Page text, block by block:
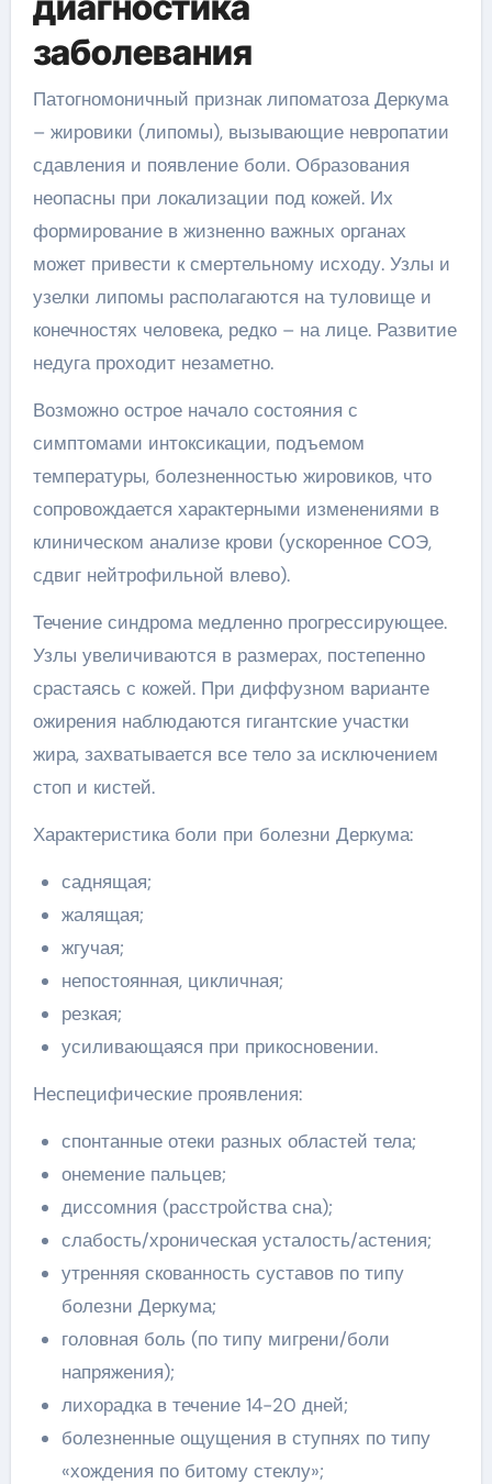
заболевания
Патогномоничный признак липоматоза Деркума
– жировики (липомы), вызывающие невропатии
сдавления и появление боли. Образования
неопасны при локализации под кожей. Их
формирование в жизненно важных органах
может привести к смертельному исходу. Узлы и
узелки липомы располагаются на туловище и
конечностях человека, редко – на лице. Развитие
недуга проходит незаметно.
Возможно острое начало состояния с
симптомами интоксикации, подъемом
температуры, болезненностью жировиков, что
сопровождается характерными изменениями в
клиническом анализе крови (ускоренное СОЭ,
сдвиг нейтрофильной влево).
Течение синдрома медленно прогрессирующее.
Узлы увеличиваются в размерах, постепенно
срастаясь с кожей. При диффузном варианте
ожирения наблюдаются гигантские участки
жира, захватывается все тело за исключением
стоп и кистей.
Характеристика боли при болезни Деркума:
саднящая;
жалящая;
жгучая;
непостоянная, цикличная;
резкая;
усиливающаяся при прикосновении.
Неспецифические проявления:
спонтанные отеки разных областей тела;
онемение пальцев;
диссомния (расстройства сна);
слабость/хроническая усталость/астения;
утренняя скованность суставов по типу
болезни Деркума;
головная боль (по типу мигрени/боли
напряжения);
лихорадка в течение 14-20 дней;
болезненные ощущения в ступнях по типу
«хождения по битому стеклу»;